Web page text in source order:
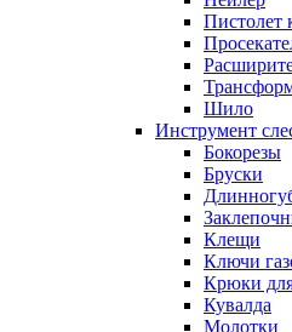
Пистолет
Шило
Инструмент
Бокорезы
Бруски
Клещи
Ключи
Крюки
Кувалда
Молотки